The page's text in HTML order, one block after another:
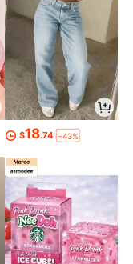
$18.74 -43%